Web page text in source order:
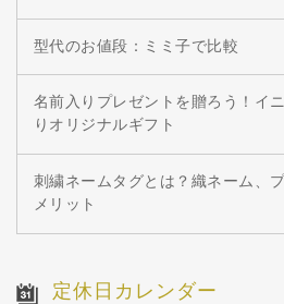
型代のお値段：ミミ子で比較
名前入りプレゼントを贈ろう！イ
りオリジナルギフト
刺繍ネームタグとは？織ネーム、
メリット
定休日カレンダー